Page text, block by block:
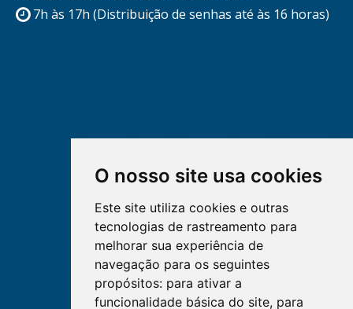
O nosso site usa cookies
Este site utiliza cookies e outras
tecnologias de rastreamento para
melhorar sua experiência de
navegação para os seguintes
propósitos: para ativar a
funcionalidade básica do site, para
7h às 17h (Distribuição de senhas até às 16 horas)